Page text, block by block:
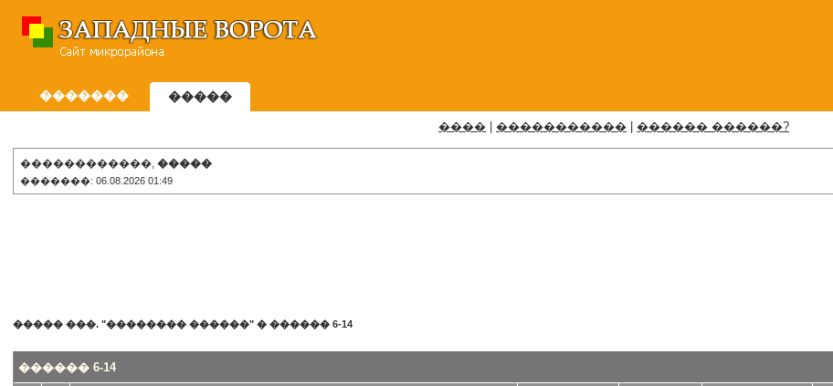
������� �����
���� ����������� ������ ������?
������������, �����
�������: 06.08.2026 01:49
����� ���. "�������� ������"� ������ 6-14
������ 6-14